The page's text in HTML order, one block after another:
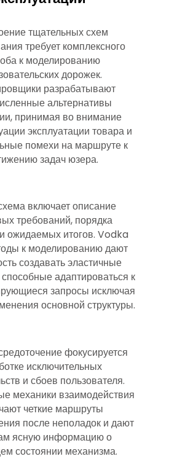
тщательных схем
требует комплексного
к моделированию
дорожек.
разрабатывают
альтернативы
принимая во внимание
эксплуатации товара и
помехи на маршруте к
задач юзера.
включает описание
требований, порядка
ожидаемых итогов. Vodka
к моделированию дают
создавать эластичные
адаптироваться к
запросы исключая
основной структуры.
фокусируется
исключительных
и сбоев пользователя.
механики взаимодействия
четкие маршруты
после неполадок и дают
ясную информацию о
состоянии механизма.